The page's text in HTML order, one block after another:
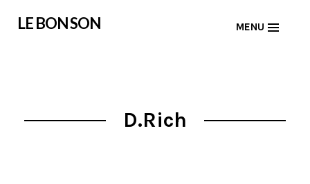
LE BON SON MENU
D.Rich